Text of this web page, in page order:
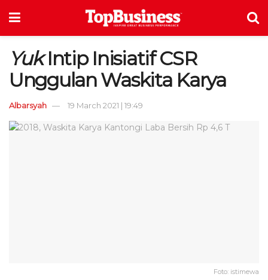
YukIntip Inisiatif CSR
Unggulan Waskita Karya
Albarsyah 19 March 2021 | 19:49
Foto: istimewa